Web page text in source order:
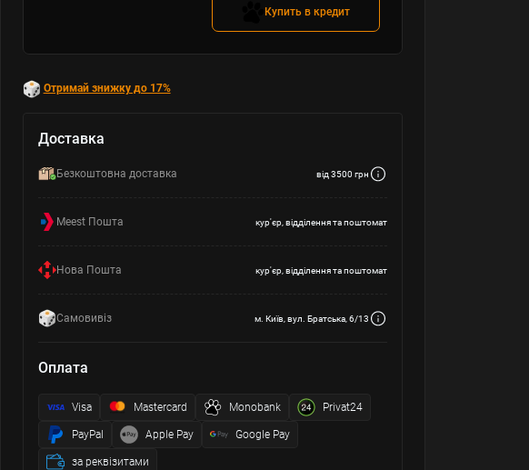
Купить в кредит
Отримай знижку до 17%
Доставка
Безкоштовна доставка від 3500 грн
Meest Пошта кур'єр, відділення та поштомат
Нова Пошта кур'єр, відділення та поштомат
Самовивіз м. Київ, вул. Братська, 6/13
Оплата
Visa Mastercard Monobank Privat24
PayPal Apple Pay Google Pay
за реквізитами